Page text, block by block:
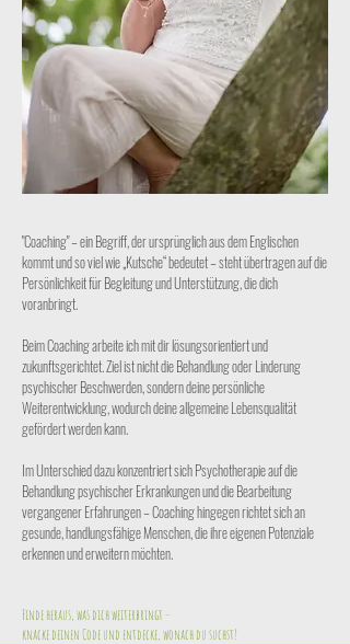
"Coaching" – ein Begriff, der ursprünglich aus dem Englischen
kommt und so viel wie „Kutsche“ bedeutet – steht übertragen auf die
Persönlichkeit für Begleitung und Unterstützung, die dich
voranbringt.
Beim Coaching arbeite ich mit dir lösungsorientiert und
zukunftsgerichtet. Ziel ist nicht die Behandlung oder Linderung
psychischer Beschwerden, sondern deine persönliche
Weiterentwicklung, wodurch deine allgemeine Lebensqualität
gefördert werden kann.
Im Unterschied dazu konzentriert sich Psychotherapie auf die
Behandlung psychischer Erkrankungen und die Bearbeitung
vergangener Erfahrungen – Coaching hingegen richtet sich an
gesunde, handlungsfähige Menschen, die ihre eigenen Potenziale
erkennen und erweitern möchten.
Finde heraus, was dich weiterbringt –
knacke deinen Code und entdecke, wonach du suchst!